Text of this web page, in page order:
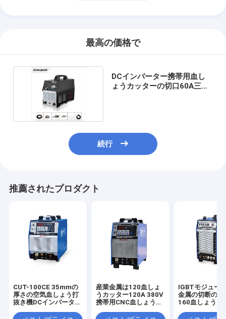
最高の価格で
DCインバーター携帯用血し
ょうカッターの切口60A三相
続行
推薦されたプロダクト
CUT-100CE 35mmの
厚さの空気血しょう打
抜き機DCインバーター
産業金属は120血しょ
うカッター120A 380V
携帯用CNC血しょう打
IGBTモジュー
金属の切断のた
160血しょうカ